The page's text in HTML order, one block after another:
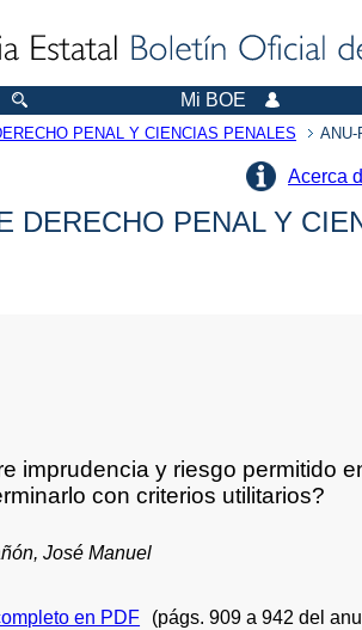
Mi BOE
PENAL Y CIENCIAS PENALES ANU-
Acerca
DERECHO PENAL Y
imprudencia y riesgo permitido
con criterios utilitarios?
José Manuel
en PDF (págs. 909 a 942 del